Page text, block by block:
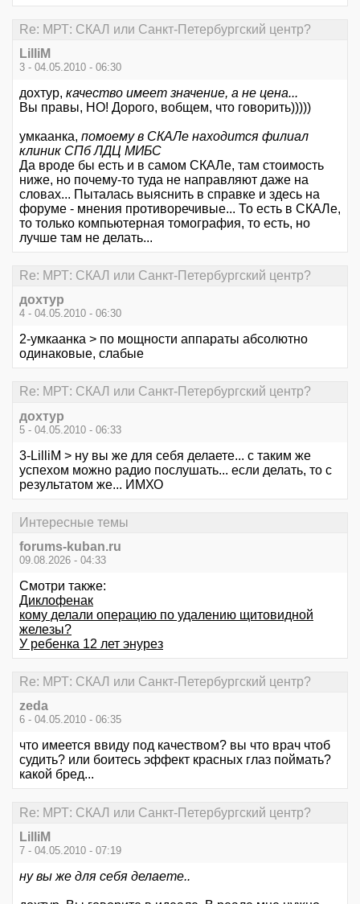
Re: МРТ: СКАЛ или Санкт-Петербургский центр?
LilliM
3 - 04.05.2010 - 06:30
дохтур, качество имеет значение, а не цена...
Вы правы, НО! Дорого, вобщем, что говорить)))))
умкаанка, помоему в СКАЛе находится филиал
клиник СПб ЛДЦ МИБС
Да вроде бы есть и в самом СКАЛе, там стоимость
ниже, но почему-то туда не направляют даже на
словах... Пыталась выяснить в справке и здесь на
форуме - мнения противоречивые... То есть в СКАЛе,
то только компьютерная томография, то есть, но
лучше там не делать...
Re: МРТ: СКАЛ или Санкт-Петербургский центр?
дохтур
4 - 04.05.2010 - 06:30
2-умкаанка > по мощности аппараты абсолютно
одинаковые, слабые
Re: МРТ: СКАЛ или Санкт-Петербургский центр?
дохтур
5 - 04.05.2010 - 06:33
3-LilliM > ну вы же для себя делаете... с таким же
успехом можно радио послушать... если делать, то с
результатом же... ИМХО
Интересные темы
forums-kuban.ru
09.08.2026 - 04:33
Смотри также:
Диклофенак
кому делали операцию по удалению щитовидной
железы?
У ребенка 12 лет энурез
Re: МРТ: СКАЛ или Санкт-Петербургский центр?
zeda
6 - 04.05.2010 - 06:35
что имеется ввиду под качеством? вы что врач чтоб
судить? или боитесь эффект красных глаз поймать?
какой бред...
Re: МРТ: СКАЛ или Санкт-Петербургский центр?
LilliM
7 - 04.05.2010 - 07:19
ну вы же для себя делаете..